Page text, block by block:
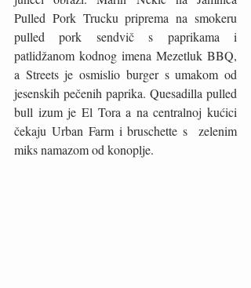
Pulled Pork Trucku priprema na smokeru
pulled pork sendvič s paprikama i
patlidžanom kodnog imena Mezetluk BBQ,
a Streets je osmislio burger s umakom od
jesenskih pečenih paprika. Quesadilla pulled
bull izum je El Tora a na centralnoj kućici
čekaju Urban Farm i bruschette s  zelenim
miks namazom od konoplje.